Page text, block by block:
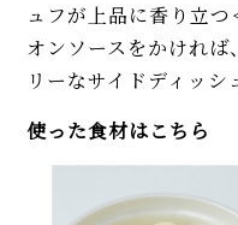
ュフが上品に香り立
オンソースをかけれ
リーなサイドディッシ
使った食材はこちら